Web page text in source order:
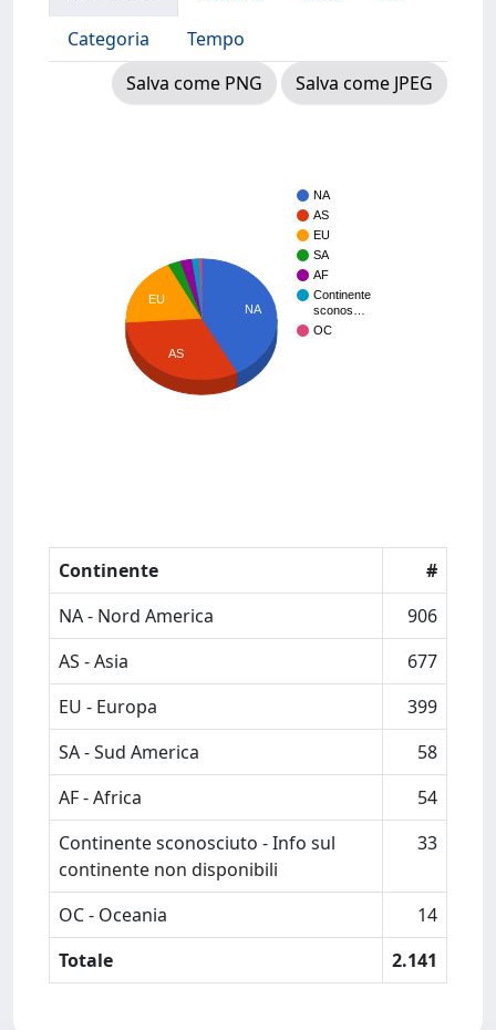
Categoria
Tempo
Salva come PNG
Salva come JPEG
NA
AS
EU
SA
AF
Continente
sconos…
OC
NA
EU
AS
Continente
#
NA - Nord America
906
AS - Asia
677
EU - Europa
399
SA - Sud America
58
AF - Africa
54
Continente sconosciuto - Info sul
continente non disponibili
33
OC - Oceania
14
Totale
2.141